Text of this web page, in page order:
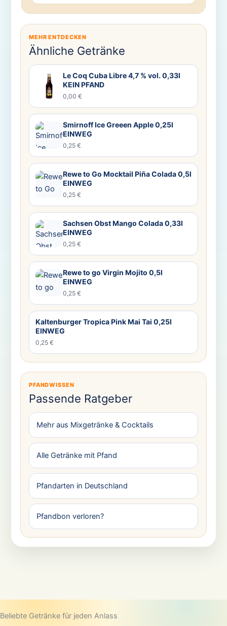
MEHR ENTDECKEN
Ähnliche Getränke
Le Coq Cuba Libre 4,7 % vol. 0,33l
KEIN PFAND
0,00 €
Smirnoff Ice Greeen Apple 0,25l
EINWEG
0,25 €
Rewe to Go Mocktail Piña Colada 0,5l
EINWEG
0,25 €
Sachsen Obst Mango Colada 0,33l
EINWEG
0,25 €
Rewe to go Virgin Mojito 0,5l
EINWEG
0,25 €
Kaltenburger Tropica Pink Mai Tai 0,25l
EINWEG
0,25 €
PFANDWISSEN
Passende Ratgeber
Mehr aus Mixgetränke & Cocktails
Alle Getränke mit Pfand
Pfandarten in Deutschland
Pfandbon verloren?
Beliebte Getränke für jeden Anlass